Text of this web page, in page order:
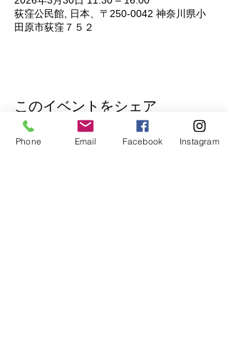
荻窪公民館, 日本、〒250-0042 神奈川県小
田原市荻窪７５２
このイベントをシェア
Phone Email Facebook Instagram